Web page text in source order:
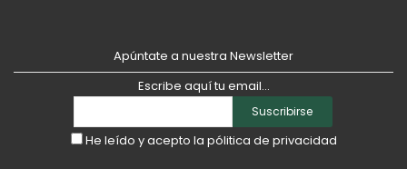
Apúntate a nuestra Newsletter
Escribe aquí tu email...
Suscribirse
He leído y acepto la pólitica de privacidad